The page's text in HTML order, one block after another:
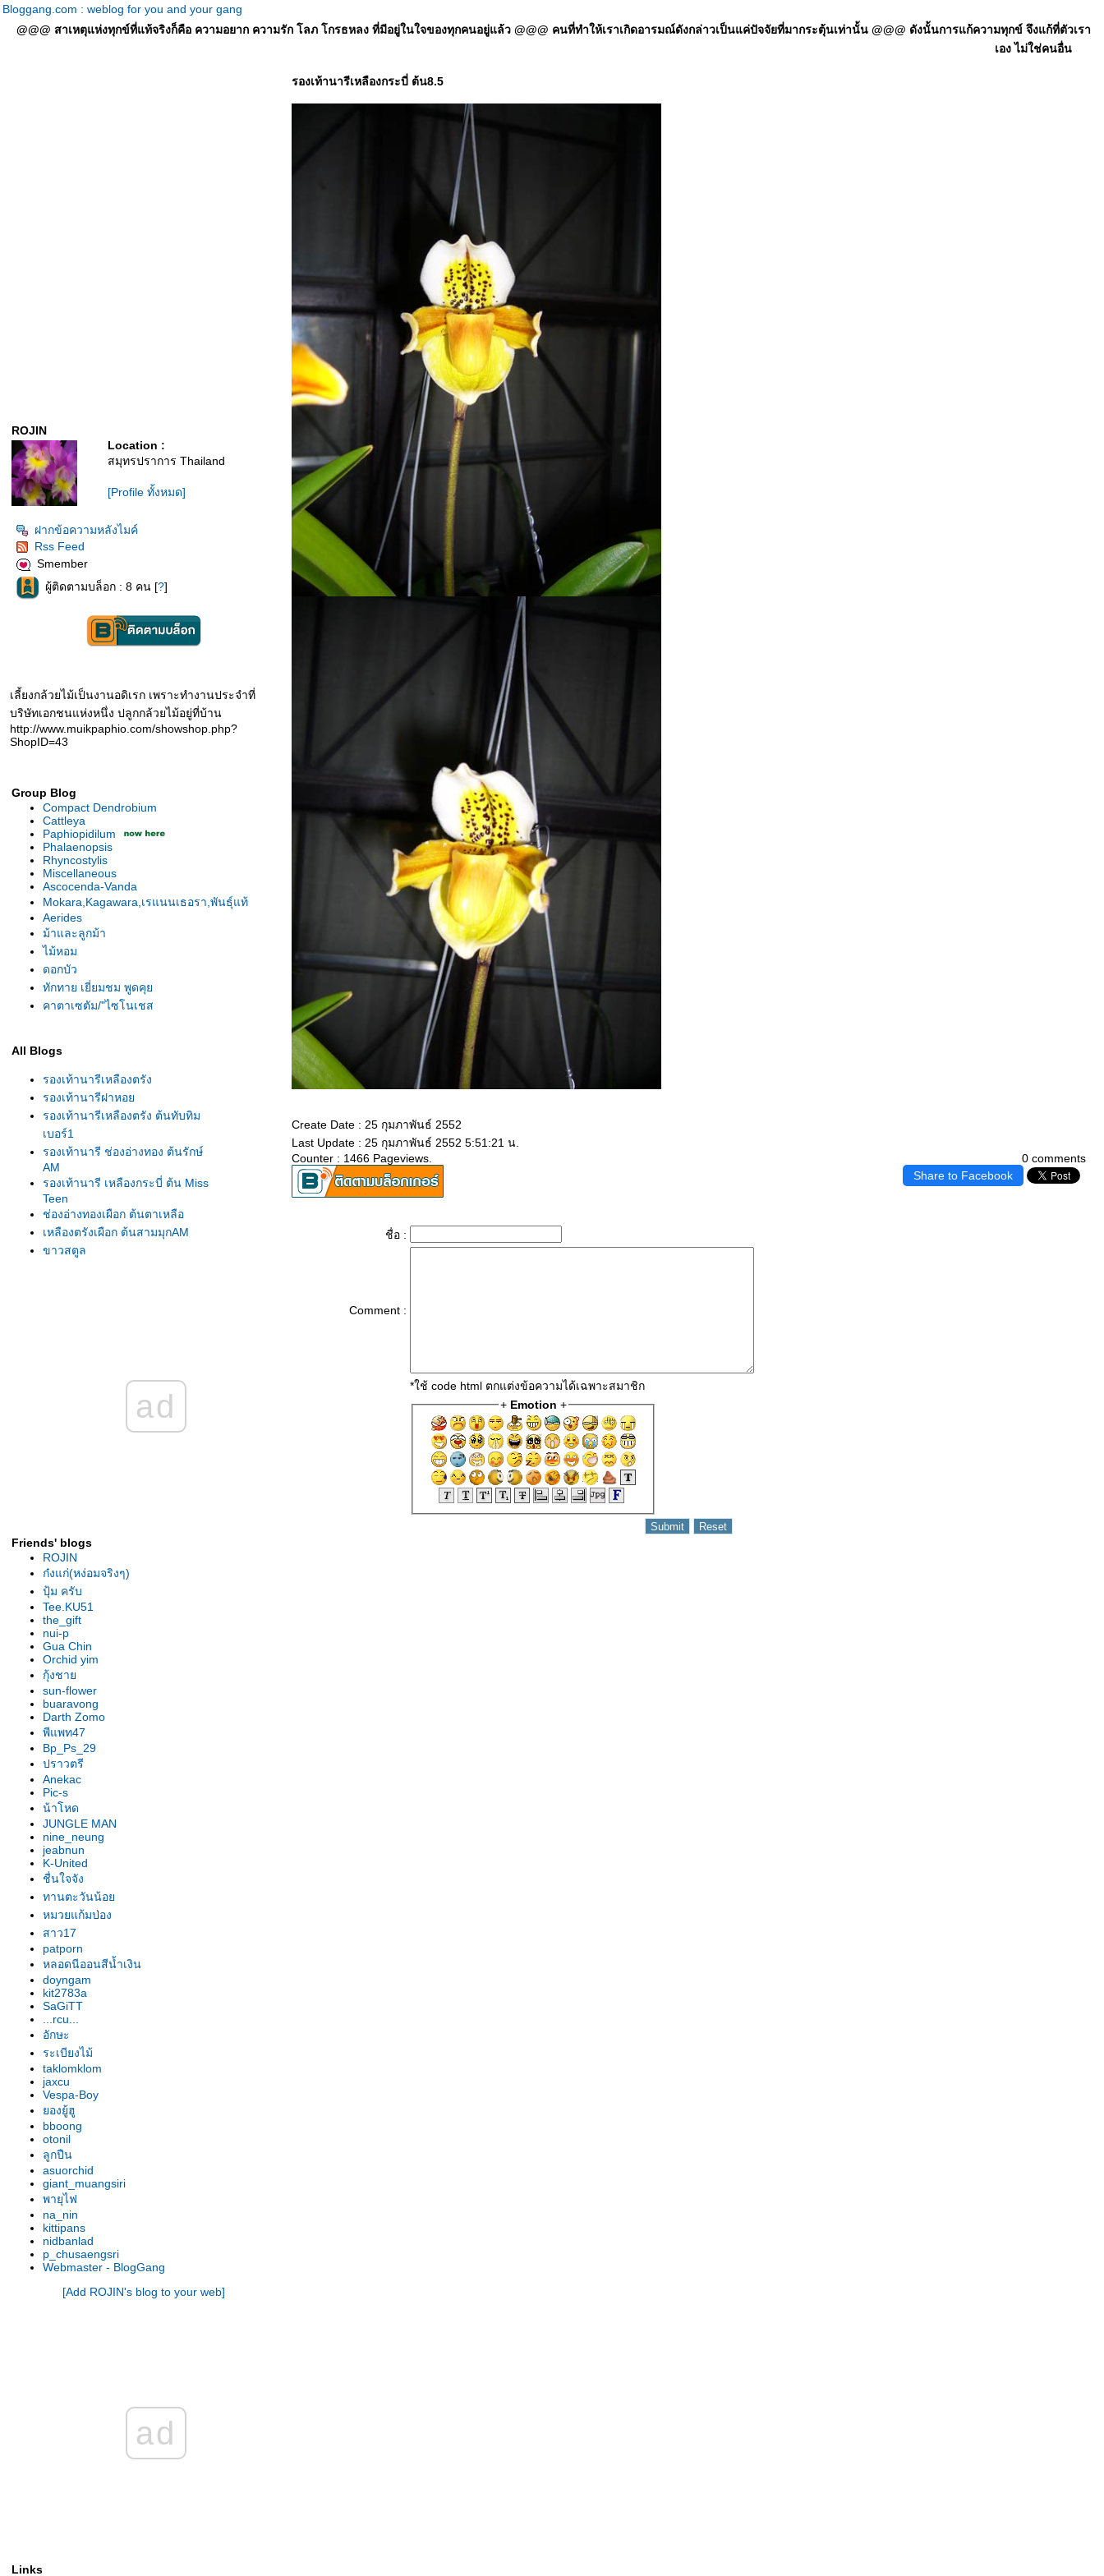
Bloggang.com : weblog for you and your gang
@@@ สาเหตุแห่งทุกข์ที่แท้จริงก็คือ ความอยาก ความรัก โลภ โกรธหลง ที่มีอยู่ในใจของทุกคนอยู่แล้ว @@@ คนที่ทำให้เราเกิดอารมณ์ดังกล่าวเป็นแค่ปัจจัยที่มากระตุ้นเท่านั้น @@@ ดังนั้นการแก้ความทุกข์ จึงแก้ที่ตัวเรา
เอง ไม่ใช่คนอื่น
ROJIN
Location :
สมุทรปราการ Thailand
[Profile ทั้งหมด]
ฝากข้อความหลังไมค์
Rss Feed
Smember
ผู้ติดตามบล็อก : 8 คน [?]
เลี้ยงกล้วยไม้เป็นงานอดิเรก เพราะทำงานประจำที่
บริษัทเอกชนแห่งหนึ่ง ปลูกกล้วยไม้อยู่ที่บ้าน
http://www.muikpaphio.com/showshop.php?
ShopID=43
Group Blog
Compact Dendrobium
Cattleya
Paphiopidilum
Phalaenopsis
Rhyncostylis
Miscellaneous
Ascocenda-Vanda
Mokara,Kagawara,เรแนนเธอรา,พันธุ์แท้
Aerides
ม้าและลูกม้า
ไม้หอม
ดอกบัว
ทักทาย เยี่ยมชม พูดคุ
คาตาเซตัม/"ไซโนเชส
All Blogs
รองเท้านารีเหลืองตรัง
รองเท้านารีฝาหอ
รองเท้านารีเหลืองตรัง ต้นทับทิม
เบอร์1
รองเท้านารี ช่องอ่างทอง ต้นรักษ์
AM
รองเท้านารี เหลืองกระบี่ ต้น Miss
Teen
ช่องอ่างทองเผือก ต้นตาเหลือ
เหลืองตรังเผือก ต้นสามมุกAM
ขาวสตูล
รองเท้านารีเหลืองกระบี่ ต้นกระบี่
รองเท้านารีเหลืองกระบี่ ต้นสนธยา
รองเท้านารี เหลืองกระบี่ ต้น" 2 in
1"
รองเท้านารี ขาวสตูล ต้น
ลาดกระบัง
เหลืองตรัง "The Disc"
เหลืองตรัง " ของแปลก "
รองเท้านารี ฝาหอย 2009
รองเท้านารี ฝาหอย9
รองเท้านารี ฝาหอย2008
รองเท้านารีฝาหอย ที่2ลาดกระบัง
รองเท้านารี เหลีองปราจีน ต้น
สวนหลวง
รองเท้านารี เหลืองปราจีน "
มิตรภาพ "
รองเท้านารีลูกผสม3สา
รองเท้านารี เหลืองปราจีน"อัญชลี"
รองเท้านารี เหลืองปราจีน "กลมบ็
อก"
รองเท้านารี เหลืองปราจีน "สุธี
วรรณ"
รองเท้านารี เหลืองปราจีน "สาธิต"
รองเท้านารี เหลืองปราจีน
"วาสนา"
รองเท้านารี ฝาหอ
รองเท้านารี JC9
รองเท้านารี เหลืองปราจีน
รองเท้านารี JC16
รองเท้านารี JC16
รองเท้านารี เหลืองปราจีน*ช่อง
อ่างทองเผือก
รองเท้านารี เหลืองปราจีน
รองเท้านารี ขาวชุมพร
รองเท้านารี เหลืงกระบี่*เกลาโคไฟ
ลุม
รองเท้านารี เหลืองปราจีน*ช่อง
อ่างทองเผือก
รองเท้านารี เหลืองปราจีน
รองเท้านารี เหลืองปราจีน
รองเท้านารี เหลิองตรัง
รองเท้านารี กระบี่ x เกาโค
รองเท้านารี เหลืองตรัง
รองเท้านารี ขาวชุมพร
รองเท้านารี เหลืองปราจีน x ช่อง
รองเท้านารี ขาวสตูล
รองเท้านารี ดอกเตอร์ แจค
ad
Friends' blogs
ROJIN
ก๋งแก่(หง่อมจริงๆ)
ปุ้ม ครับ
Tee.KU51
the_gift
nui-p
Gua Chin
Orchid yim
กุ้งชา
sun-flower
buaravong
Darth Zomo
พีแพท47
Bp_Ps_29
ปราวตรี
Anekac
Pic-s
น้าโหด
JUNGLE MAN
nine_neung
jeabnun
K-United
ชื่นใจจัง
ทานตะวันน้อ
หมวยแก้มป่อง
สาว17
patporn
หลอดนีออนสีน้ำเงิน
doyngam
kit2783a
SaGiTT
...rcu...
อักษะ
ระเบียงไม้
taklomklom
jaxcu
Vespa-Boy
องยู้ฮู
bboong
otonil
ลูกปืน
asuorchid
giant_muangsiri
พายุไฟ
na_nin
kittipans
nidbanlad
p_chusaengsri
Webmaster - BlogGang
[Add ROJIN's blog to your web]
ad
Links
รองเท้านารีเหลืองกระบี่ ต้น8.5
Create Date : 25 กุมภาพันธ์ 2552
Last Update : 25 กุมภาพันธ์ 2552 5:51:21 น.
0 comments
Counter : 1466 Pageviews.
Share to Facebook
ชื่อ :
Comment :
*ใช้ code html ตกแต่งข้อความได้เฉพาะสมาชิก
+ Emotion +